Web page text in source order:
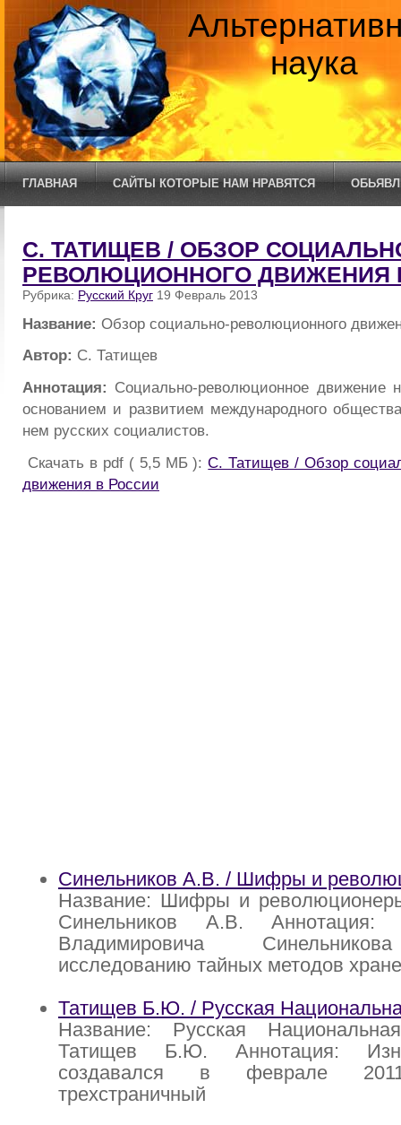
наука
ГЛАВНАЯ САЙТЫ КОТОРЫЕ НАМ НРАВЯТСЯ
С. ТАТИЩЕВ / ОБЗОР
РЕВОЛЮЦИОННОГО ДВИЖЕНИЯ
Рубрика: Русский Круг 19 Февраль 2013
Название: Обзор социально-революционного
Автор: С. Татищев
Аннотация: Социально-революционное движение
основанием и развитием международного
нем русских социалистов.
Скачать в pdf ( 5,5 МБ ):С. Татищев / Обзор
движения в России
Синельников А.В. / Шифры и
Название: Шифры и
Синельников А.В. Аннотация:
Владимировича
исследованию тайных методов
Татищев Б.Ю. / Русская
Название: Русская
Татищев Б.Ю. Аннотация:
создавался в феврале
трехстраничный